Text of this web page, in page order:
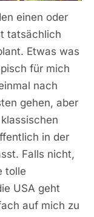
einen oder
tatsächlich
Etwas was
für mich
nach
gehen, aber
in der
Falls nicht,
tolle
USA geht
auf mich zu